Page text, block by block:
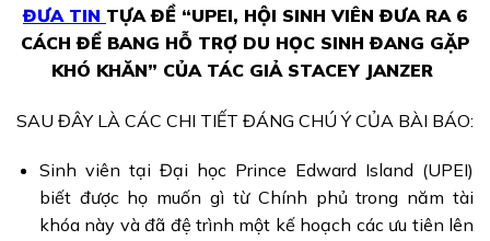
ĐƯA TIN TỰA ĐỀ “UPEI, HỘI SINH VIÊN ĐƯA RA 6
CÁCH ĐỂ BANG HỖ TRỢ DU HỌC SINH ĐANG GẶP
KHÓ KHĂN” CỦA TÁC GIẢ STACEY JANZER
SAU ĐÂY LÀ CÁC CHI TIẾT ĐÁNG CHÚ Ý CỦA BÀI BÁO:
Sinh viên tại Đại học Prince Edward Island (UPEI)
biết được họ muốn gì từ Chính phủ trong năm tài
khóa này và đã đệ trình một kế hoạch các ưu tiên lên